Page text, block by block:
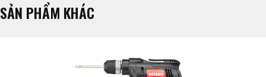
SẢN PHẨM KHÁC